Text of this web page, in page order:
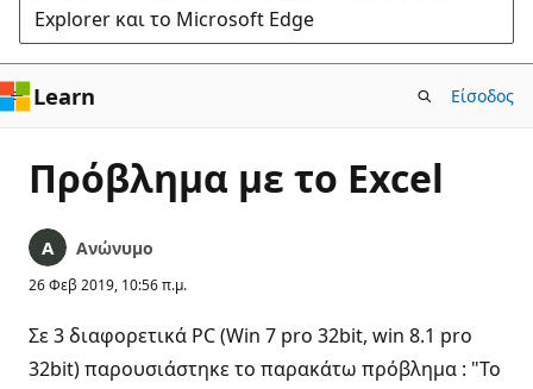
Explorer και το Microsoft Edge
Learn Είσοδος
Πρόβλημα με το Excel
Ανώνυμο
26 Φεβ 2019, 10:56 π.μ.
Σε 3 διαφορετικά PC (Win 7 pro 32bit, win 8.1 pro
32bit) παρουσιάστηκε το παρακάτω πρόβλημα : "Το